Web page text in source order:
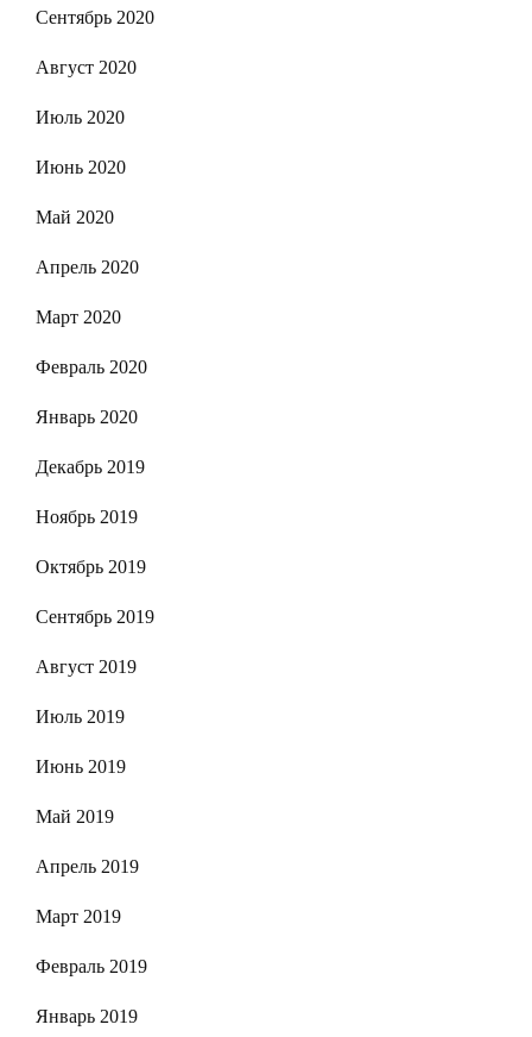
Сентябрь 2020
Август 2020
Июль 2020
Июнь 2020
Май 2020
Апрель 2020
Март 2020
Февраль 2020
Январь 2020
Декабрь 2019
Ноябрь 2019
Октябрь 2019
Сентябрь 2019
Август 2019
Июль 2019
Июнь 2019
Май 2019
Апрель 2019
Март 2019
Февраль 2019
Январь 2019